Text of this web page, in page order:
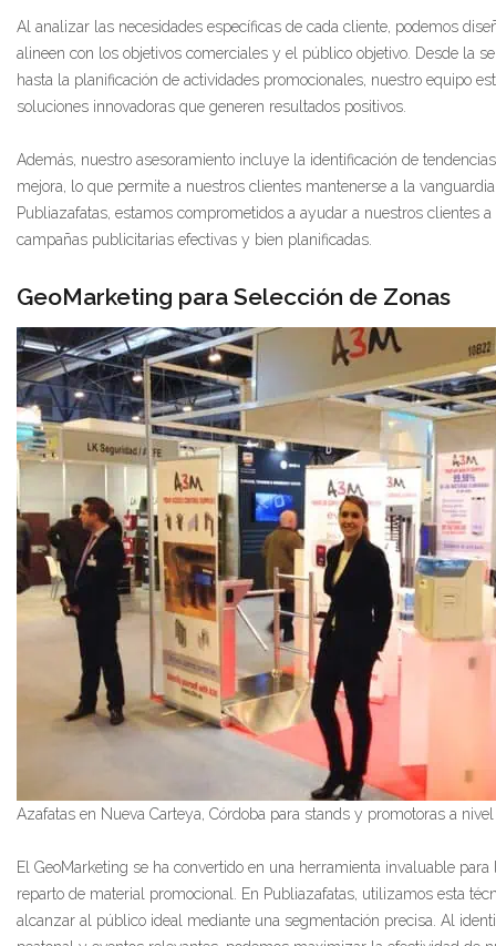
Al analizar las necesidades específicas de cada cliente, podemos
alineen con los objetivos comerciales y el público objetivo. Desde la
hasta la planificación de actividades promocionales, nuestro equipo
soluciones innovadoras que generen resultados positivos.
Además, nuestro asesoramiento incluye la identificación de
mejora, lo que permite a nuestros clientes mantenerse a la
Publiazafatas, estamos comprometidos a ayudar a nuestros clientes
campañas publicitarias efectivas y bien planificadas.
GeoMarketing para Selección de Zonas
Azafatas en Nueva Carteya, Córdoba para stands y promotoras a
El GeoMarketing se ha convertido en una herramienta invaluable
reparto de material promocional. En Publiazafatas, utilizamos esta
alcanzar al público ideal mediante una segmentación precisa. Al